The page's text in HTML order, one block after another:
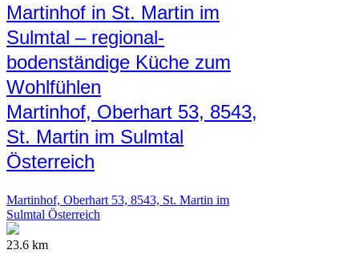
Martinhof in St. Martin im
Sulmtal – regional-
bodenständige Küche zum
Wohlfühlen
Martinhof, Oberhart 53, 8543,
St. Martin im Sulmtal
Österreich
Martinhof, Oberhart 53, 8543, St. Martin im
Sulmtal Österreich
23.6 km